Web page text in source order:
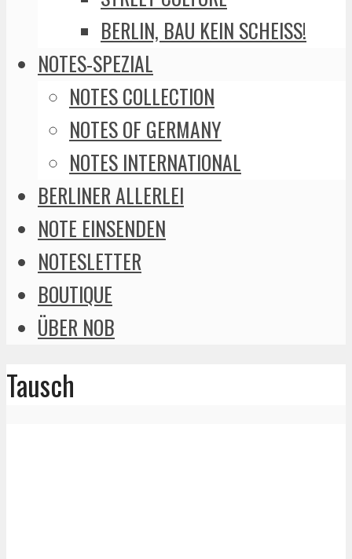
BERLIN, BAU KEIN SCHEISS!
NOTES-SPEZIAL
NOTES COLLECTION
NOTES OF GERMANY
NOTES INTERNATIONAL
BERLINER ALLERLEI
NOTE EINSENDEN
NOTESLETTER
BOUTIQUE
ÜBER NOB
Tausch